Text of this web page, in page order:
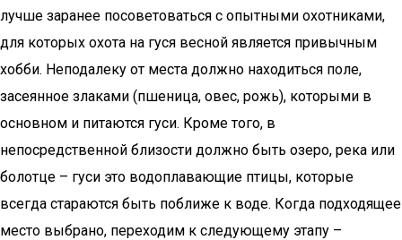
лучше заранее посоветоваться с опытными охотниками,
для которых охота на гуся весной является привычным
хобби. Неподалеку от места должно находиться поле,
засеянное злаками (пшеница, овес, рожь), которыми в
основном и питаются гуси. Кроме того, в
непосредственной близости должно быть озеро, река или
болотце – гуси это водоплавающие птицы, которые
всегда стараются быть поближе к воде. Когда подходящее
место выбрано, переходим к следующему этапу –